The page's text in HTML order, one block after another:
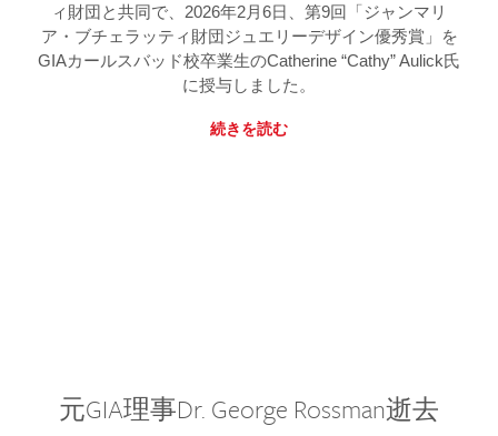
ィ財団と共同で、2026年2月6日、第9回「ジャンマリ
ア・ブチェラッティ財団ジュエリーデザイン優秀賞」を
GIAカールスバッド校卒業生のCatherine “Cathy” Aulick氏
に授与しました。
続きを読む
元GIA理事Dr. George Rossman逝去